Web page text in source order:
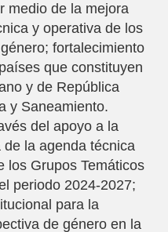
medio de la mejora
y operativa de los
fortalecimiento
que constituyen
y de República
y Saneamiento.
del apoyo a la
la agenda técnica
los Grupos Temáticos
periodo 2024-2027;
para la
de género en la